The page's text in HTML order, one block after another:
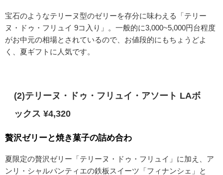
宝石のようなテリーヌ型のゼリーを存分に味わえる「テリー
ヌ・ドゥ・フリュイ 9コ入り」。一般的に3,000~5,000円台程度
がお中元の相場とされているので、お値段的にもちょうどよ
く、夏ギフトに人気です。
(2)テリーヌ・ドゥ・フリュイ・アソート LAボ
ックス ¥4,320
贅沢ゼリーと焼き菓子の詰め合わ
夏限定の贅沢ゼリー「テリーヌ・ドゥ・フリュイ」に加え、ア
ンリ・シャルパンティエの鉄板スイーツ「フィナンシェ」と